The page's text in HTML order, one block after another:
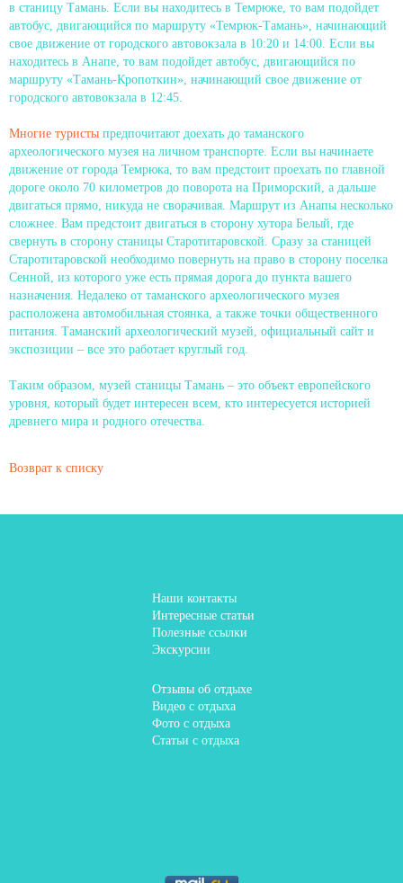
в станицу Тамань. Если вы находитесь в Темрюке, то вам подойдет
автобус, двигающийся по маршруту «Темрюк-Тамань», начинающий
свое движение от городского автовокзала в 10:20 и 14:00. Если вы
находитесь в Анапе, то вам подойдет автобус, двигающийся по
маршруту «Тамань-Кропоткин», начинающий свое движение от
городского автовокзала в 12:45.
Многие туристы предпочитают доехать до таманского
археологического музея на личном транспорте. Если вы начинаете
движение от города Темрюка, то вам предстоит проехать по главной
дороге около 70 километров до поворота на Приморский, а дальше
двигаться прямо, никуда не сворачивая. Маршрут из Анапы несколько
сложнее. Вам предстоит двигаться в сторону хутора Белый, где
свернуть в сторону станицы Старотитаровской. Сразу за станицей
Старотитаровской необходимо повернуть на право в сторону поселка
Сенной, из которого уже есть прямая дорога до пункта вашего
назначения. Недалеко от таманского археологического музея
расположена автомобильная стоянка, а также точки общественного
питания. Таманский археологический музей, официальный сайт и
экспозиции – все это работает круглый год.
Таким образом, музей станицы Тамань – это объект европейского
уровня, который будет интересен всем, кто интересуется историей
древнего мира и родного отечества.
Возврат к списку
Наши контакты
Интересные статьи
Полезные ссылки
Экскурсии
Отзывы об отдыхе
Видео с отдыха
Фото с отдыха
Статьи с отдыха